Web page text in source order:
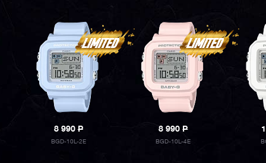
8 990P
BGD-10L-2E
8 990P
BGD-10L-4E